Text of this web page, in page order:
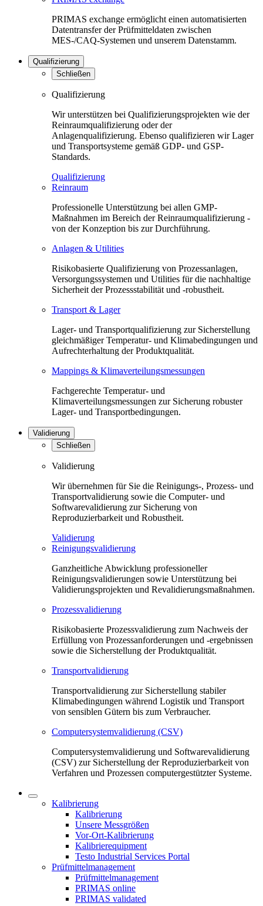
PRIMAS exchange ermöglicht einen automatisierten
Datentransfer der Prüfmitteldaten zwischen
MES-/CAQ-Systemen und unserem Datenstamm.
Qualifizierung
Schließen
Qualifizierung
Wir unterstützen bei Qualifizierungsprojekten wie der
Reinraumqualifizierung oder der
Anlagenqualifizierung. Ebenso qualifizieren wir Lager
und Transportsysteme gemäß GDP- und GSP-
Standards.
Qualifizierung
Reinraum
Professionelle Unterstützung bei allen GMP-
Maßnahmen im Bereich der Reinraumqualifizierung -
von der Konzeption bis zur Durchführung.
Anlagen & Utilities
Risikobasierte Qualifizierung von Prozessanlagen,
Versorgungssystemen und Utilities für die nachhaltige
Sicherheit der Prozessstabilität und -robustheit.
Transport & Lager
Lager- und Transportqualifizierung zur Sicherstellung
gleichmäßiger Temperatur- und Klimabedingungen und
Aufrechterhaltung der Produktqualität.
Mappings & Klimaverteilungsmessungen
Fachgerechte Temperatur- und
Klimaverteilungsmessungen zur Sicherung robuster
Lager- und Transportbedingungen.
Validierung
Schließen
Validierung
Wir übernehmen für Sie die Reinigungs-, Prozess- und
Transportvalidierung sowie die Computer- und
Softwarevalidierung zur Sicherung von
Reproduzierbarkeit und Robustheit.
Validierung
Reinigungsvalidierung
Ganzheitliche Abwicklung professioneller
Reinigungsvalidierungen sowie Unterstützung bei
Validierungsprojekten und Revalidierungsmaßnahmen.
Prozessvalidierung
Risikobasierte Prozessvalidierung zum Nachweis der
Erfüllung von Prozessanforderungen und -ergebnissen
sowie die Sicherstellung der Produktqualität.
Transportvalidierung
Transportvalidierung zur Sicherstellung stabiler
Klimabedingungen während Logistik und Transport
von sensiblen Gütern bis zum Verbraucher.
Computersystemvalidierung (CSV)
Computersystemvalidierung und Softwarevalidierung
(CSV) zur Sicherstellung der Reproduzierbarkeit von
Verfahren und Prozessen computergestützter Systeme.
Kalibrierung
Kalibrierung
Unsere Messgrößen
Vor-Ort-Kalibrierung
Kalibrierequipment
Testo Industrial Services Portal
Prüfmittelmanagement
Prüfmittelmanagement
PRIMAS online
PRIMAS validated